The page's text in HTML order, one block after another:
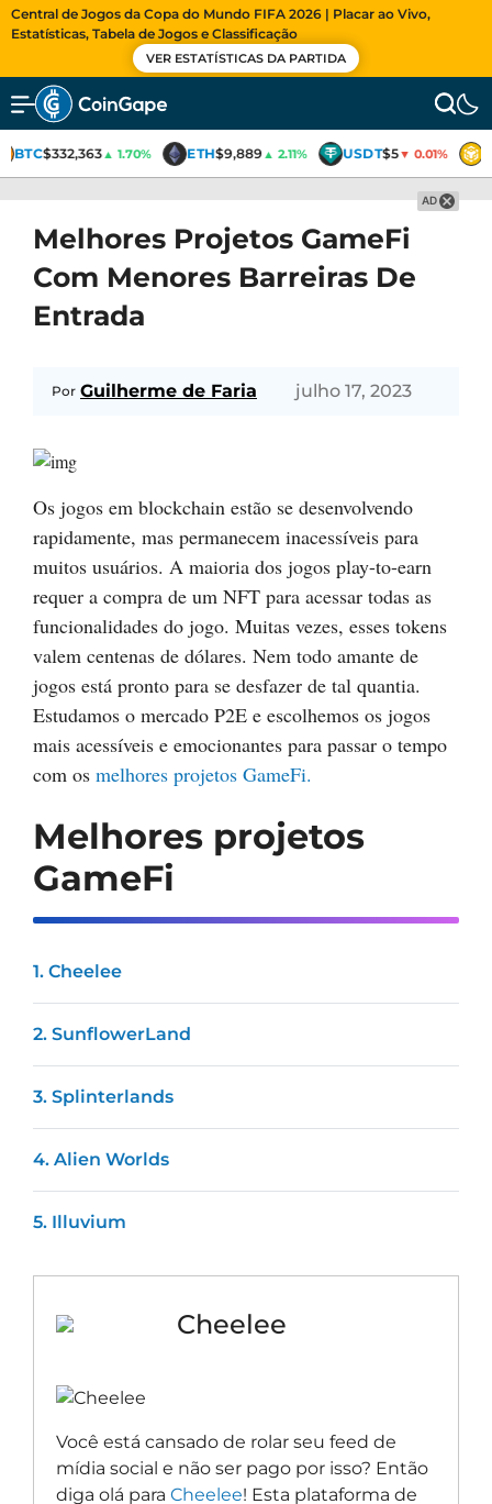
Central de Jogos da Copa do Mundo FIFA 2026 | Placar ao Vivo,
Estatísticas, Tabela de Jogos e Classificação
VER ESTATÍSTICAS DA PARTIDA
BTC$332,363▲ 1.70% ETH$9,889▲ 2.11% USDT$5▼ 0.01%
AD
Melhores Projetos GameFi
Com Menores Barreiras De
Entrada
Por Guilherme de Faria julho 17, 2023
Os jogos em blockchain estão se desenvolvendo
rapidamente, mas permanecem inacessíveis para
muitos usuários. A maioria dos jogos play-to-earn
requer a compra de um NFT para acessar todas as
funcionalidades do jogo. Muitas vezes, esses tokens
valem centenas de dólares. Nem todo amante de
jogos está pronto para se desfazer de tal quantia.
Estudamos o mercado P2E e escolhemos os jogos
mais acessíveis e emocionantes para passar o tempo
com os melhores projetos GameFi.
Melhores projetos
GameFi
1. Cheelee
2. SunflowerLand
3. Splinterlands
4. Alien Worlds
5. Illuvium
Cheelee
Você está cansado de rolar seu feed de
mídia social e não ser pago por isso? Então
diga olá para Cheelee! Esta plataforma de